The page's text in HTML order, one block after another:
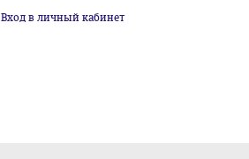
Вход в личный кабинет